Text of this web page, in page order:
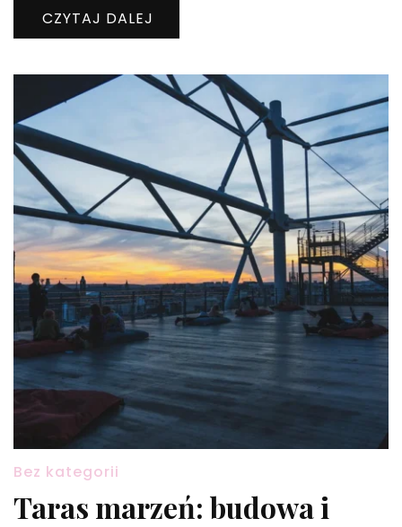
CZYTAJ DALEJ
Bez kategorii
Taras marzeń: budowa i